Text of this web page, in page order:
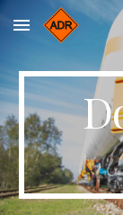
Skip to main